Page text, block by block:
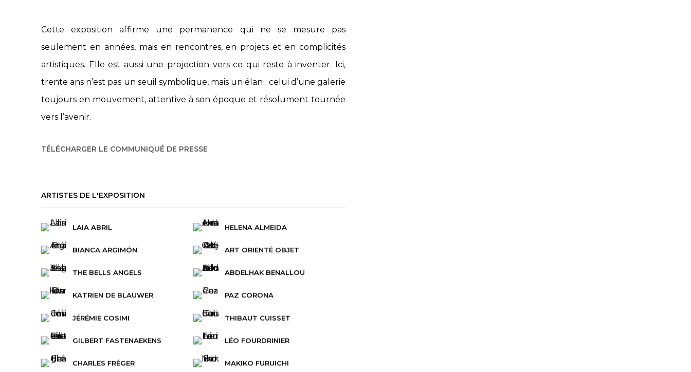
Cette exposition affirme une permanence qui ne se mesure pas
seulement en années, mais en rencontres, en projets et en complicités
artistiques. Elle est aussi une projection vers ce qui reste à inventer. Ici,
trente ans n’est pas un seuil symbolique, mais un élan : celui d’une galerie
toujours en mouvement, attentive à son époque et résolument tournée
vers l’avenir.
TÉLÉCHARGER LE COMMUNIQUÉ DE PRESSE
ARTISTES DE L'EXPOSITION
LAIA ABRIL HELENA ALMEIDA
BIANCA ARGIMÓN ART ORIENTÉ OBJET
THE BELLS ANGELS ABDELHAK BENALLOU
KATRIEN DE BLAUWER PAZ CORONA
JÉRÉMIE COSIMI THIBAUT CUISSET
GILBERT FASTENAEKENS LÉO FOURDRINIER
CHARLES FRÉGER MAKIKO FURUICHI